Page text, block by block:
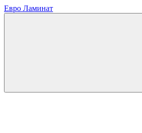
Евро Ламинат